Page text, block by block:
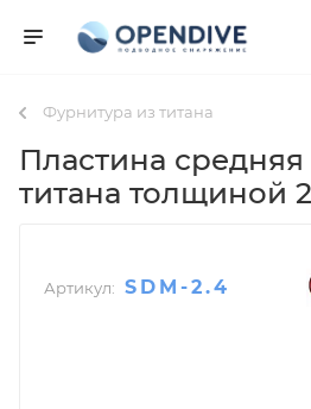
Фурнитура из титана
Пластина средняя
титана толщиной
Артикул: SDM-2.4